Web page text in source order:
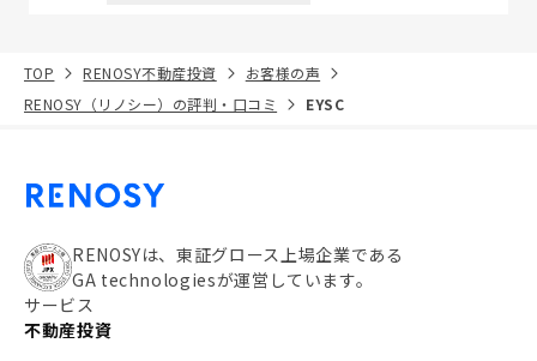
TOP RENOSY不動産投資
お客様の声
RENOSY（リノシー）の評判・口コミ
EYSC
RENOSYは、東証グロース上場企業である
GA technologiesが運営しています。
サービス
不動産投資